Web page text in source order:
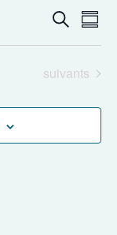
et
vues
Recherche
de
Évènements
suivants